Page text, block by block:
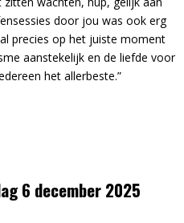
door jou was ook erg
precies op het juiste moment
aanstekelijk en de liefde voor
het allerbeste.”
6 december 2025